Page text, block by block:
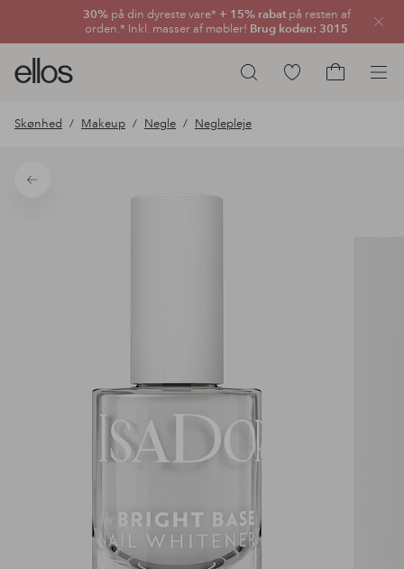
30% på din dyreste vare* + 15% rabatpå resten af
orden.* Inkl. masser af møbler! Brug koden: 3015 Luk
Søg
Ellos
logo
gå
forsiden
Gå
Skønhed Makeup Negle Neglepleje
Tilbage